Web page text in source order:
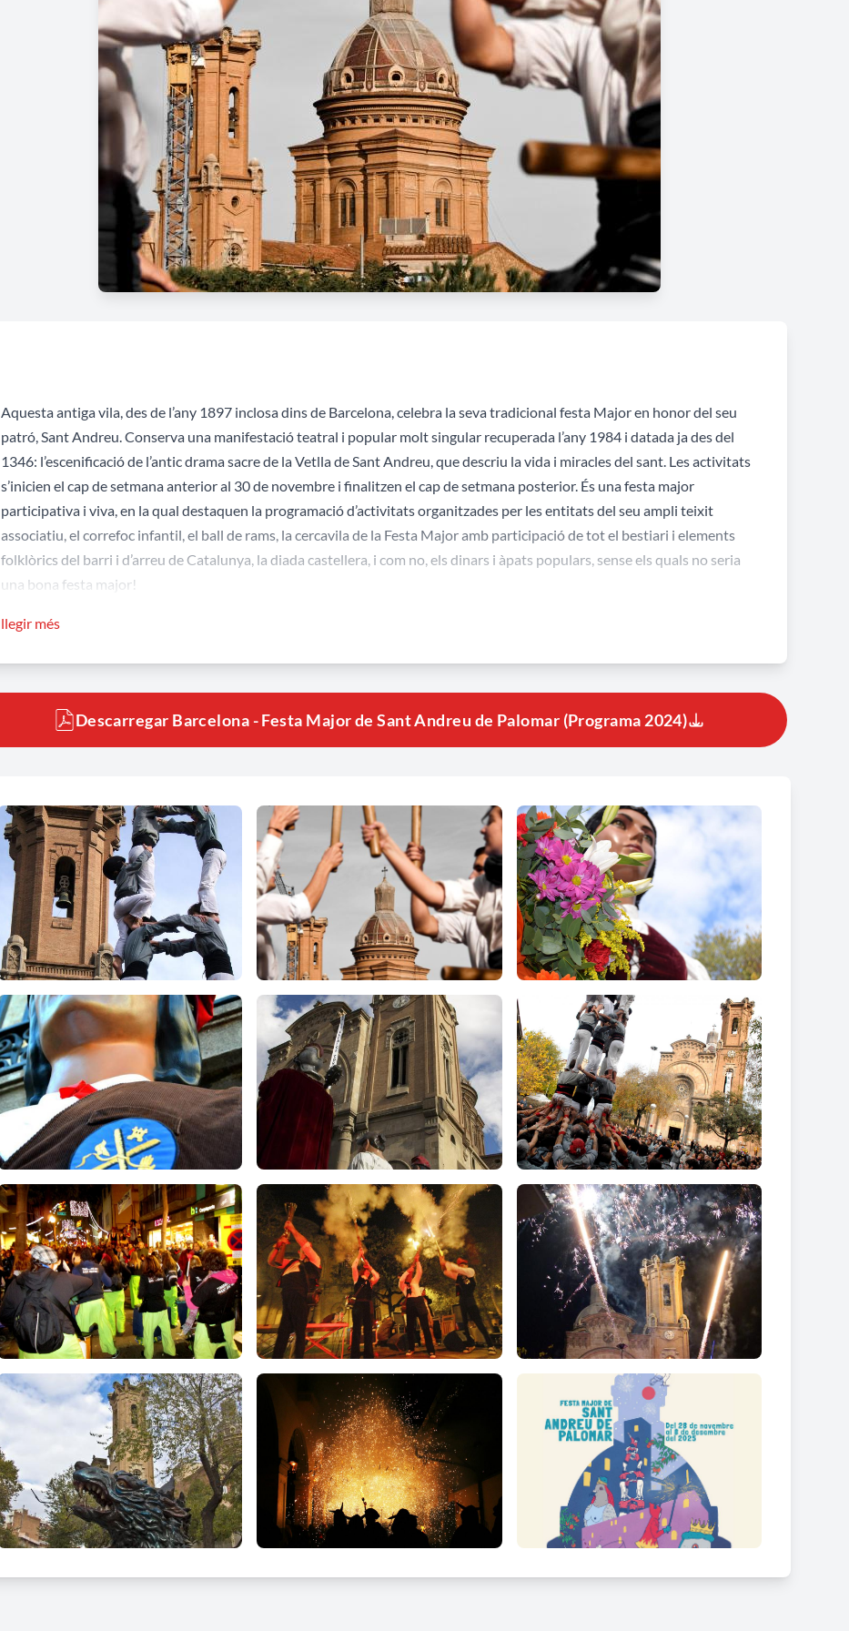
Aquesta antiga vila, des de l’any 1897 inclosa dins de Barcelona, celebra la seva tradicional festa Major en honor del seu
patró, Sant Andreu. Conserva una manifestació teatral i popular molt singular recuperada l’any 1984 i datada ja des del
1346: l’escenificació de l’antic drama sacre de la Vetlla de Sant Andreu, que descriu la vida i miracles del sant. Les activitats
s’inicien el cap de setmana anterior al 30 de novembre i finalitzen el cap de setmana posterior. És una festa major
participativa i viva, en la qual destaquen la programació d’activitats organitzades per les entitats del seu ampli teixit
associatiu, el correfoc infantil, el ball de rams, la cercavila de la Festa Major amb participació de tot el bestiari i elements
folklòrics del barri i d’arreu de Catalunya, la diada castellera, i com no, els dinars i àpats populars, sense els quals no seria
una bona festa major!
llegir més
Descarregar Barcelona - Festa Major de Sant Andreu de Palomar (Programa 2024)